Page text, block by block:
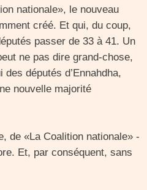
nationale», le nouveau
créé. Et qui, du coup,
passer de 33 à 41. Un
ne pas dire grand-chose,
députés d’Ennahdha,
nouvelle majorité
de «La Coalition nationale» -
Et, par conséquent, sans